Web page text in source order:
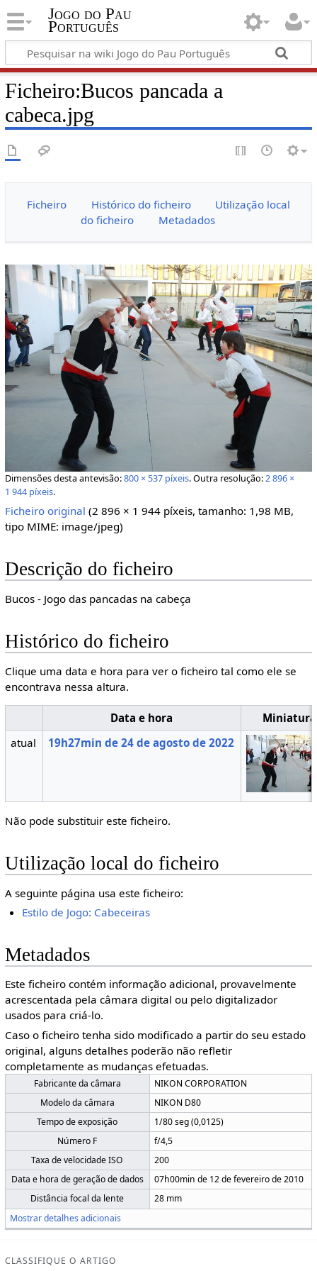
Jogo do Pau
Português
Ficheiro:Bucos pancada a
cabeca.jpg
Ficheiro Histórico do ficheiro
Utilização local
do ficheiro
Metadados
Dimensões desta antevisão:800 × 537 píxeis.Outra resolução:2 896 ×
1 944 píxeis.
Ficheiro original (2 896 × 1 944 píxeis, tamanho: 1,98 MB,
tipo MIME: image/jpeg)
Descrição do ficheiro
Bucos - Jogo das pancadas na cabeça
Histórico do ficheiro
Clique uma data e hora para ver o ficheiro tal como ele se
encontrava nessa altura.
Data e hora
Miniatura
atual
19h27min de 24 de agosto de 2022
Não pode substituir este ficheiro.
Utilização local do ficheiro
A seguinte página usa este ficheiro:
Estilo de Jogo: Cabeceiras
Metadados
Este ficheiro contém informação adicional, provavelmente
acrescentada pela câmara digital ou pelo digitalizador
usados para criá-lo.
Caso o ficheiro tenha sido modificado a partir do seu estado
original, alguns detalhes poderão não refletir
completamente as mudanças efetuadas.
Fabricante da câmara
NIKON CORPORATION
Modelo da câmara
NIKON D80
Tempo de exposição
1/80 seg (0,0125)
Número F
f/4,5
Taxa de velocidade ISO
200
Data e hora de geração de dados
07h00min de 12 de fevereiro de 2010
Distância focal da lente
28 mm
Mostrar detalhes adicionais
CLASSIFIQUE O ARTIGO